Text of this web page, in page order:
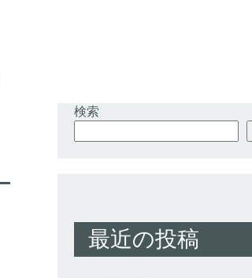
検索
最近の投稿